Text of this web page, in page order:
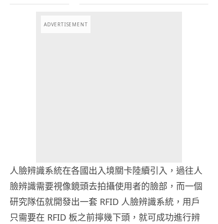
ADVERTISEMENT
人臉辨識系統在各國出入境關卡陸續引入，過往人
臉辨識需要視像鏡頭去拍攝使用者的臉部，而一個
研究隊伍就開發出一套 RFID 人臉辨識系統，用戶
只需要在 RFID 板之前擰幾下頭，就可成功進行辨